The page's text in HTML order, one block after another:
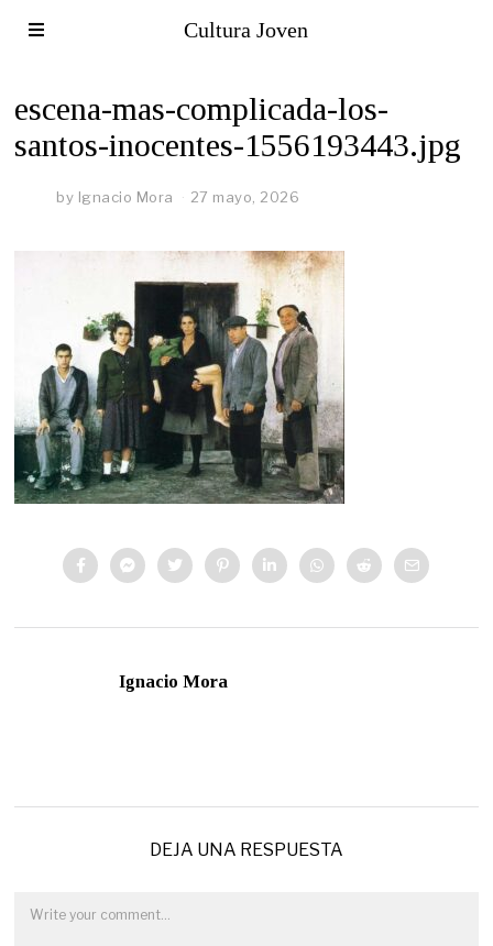
Cultura Joven
escena-mas-complicada-los-
santos-inocentes-1556193443.jpg
by Ignacio Mora 27 mayo, 2026
Ignacio Mora
DEJA UNA RESPUESTA